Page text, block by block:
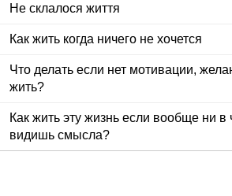
Не склалося життя
Как жить когда ничего не хочется
Что делать если нет мотивации,
жить?
Как жить эту жизнь если вообще ни в
видишь смысла?